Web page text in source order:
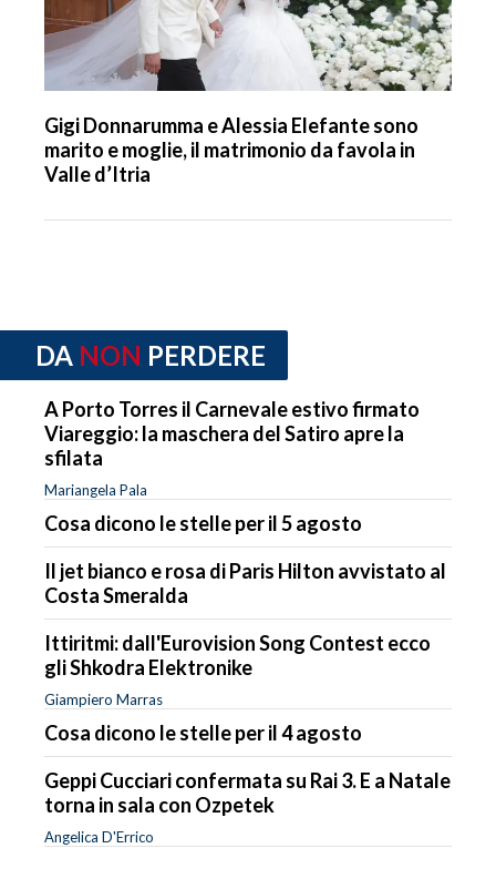
Gigi Donnarumma e Alessia Elefante sono
marito e moglie, il matrimonio da favola in
Valle d’Itria
DA NON PERDERE
A Porto Torres il Carnevale estivo firmato
Viareggio: la maschera del Satiro apre la
sfilata
Mariangela Pala
Cosa dicono le stelle per il 5 agosto
Il jet bianco e rosa di Paris Hilton avvistato al
Costa Smeralda
Ittiritmi: dall'Eurovision Song Contest ecco
gli Shkodra Elektronike
Giampiero Marras
Cosa dicono le stelle per il 4 agosto
Geppi Cucciari confermata su Rai 3. E a Natale
torna in sala con Ozpetek
Angelica D'Errico